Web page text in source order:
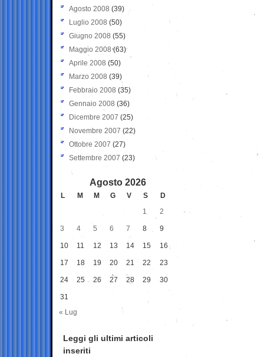
Agosto 2008 (39)
Luglio 2008 (50)
Giugno 2008 (55)
Maggio 2008(63)
Aprile 2008 (50)
Marzo 2008 (39)
Febbraio 2008 (35)
Gennaio 2008 (36)
Dicembre 2007 (25)
Novembre 2007 (22)
Ottobre 2007 (27)
Settembre 2007 (23)
Agosto 2026
L M M G V S
D
1
2
3 4 5 6 7 8 9
10 11 12 13 14 15 16
17 18 19 20 21 22 23
24 25 26 27 28 29 30
31
« Lug
Leggi gli ultimi articoli
inseriti